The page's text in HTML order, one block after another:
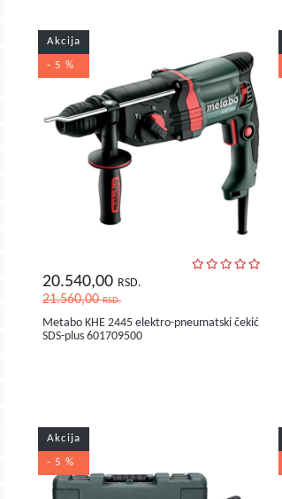
Akcija
- 5 %
20.540,00 RSD.
21.560,00RSD.
Metabo KHE 2445 elektro-pneumatski čekić
SDS-plus 601709500
Akcija
- 5 %